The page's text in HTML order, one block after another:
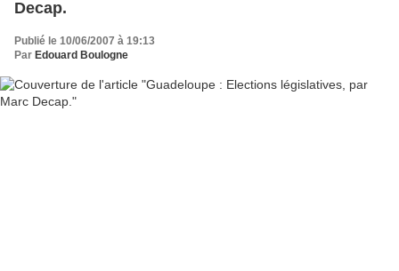
Decap.
Publié le 10/06/2007 à 19:13
Par Edouard Boulogne